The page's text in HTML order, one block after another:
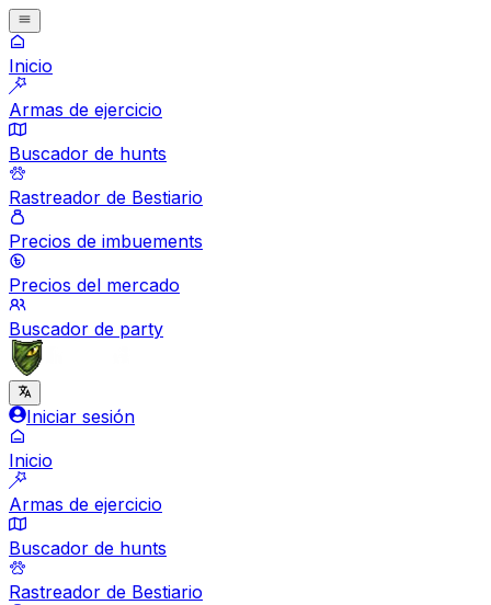
Inicio
Armas de ejercicio
Buscador de hunts
Rastreador de Bestiario
Precios de imbuements
Precios del mercado
Buscador de party
Iniciar sesión
Inicio
Armas de ejercicio
Buscador de hunts
Rastreador de Bestiario